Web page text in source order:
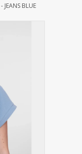
JEANS BLUE